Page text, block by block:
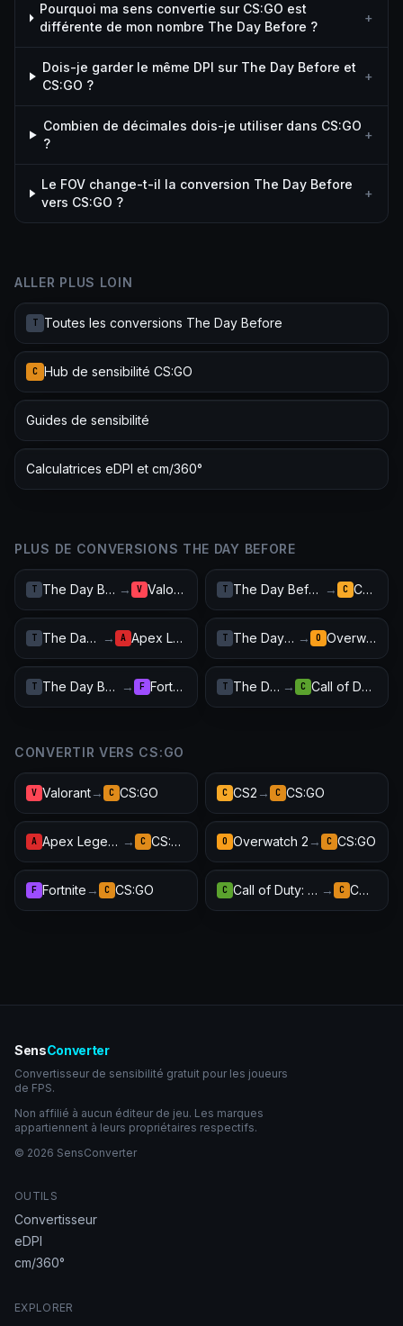
Pourquoi ma sens convertie sur CS:GO est
différente de mon nombre The Day Before ?
+
Dois-je garder le même DPI sur The Day Before et
CS:GO ?
+
Combien de décimales dois-je utiliser dans CS:GO
?
+
Le FOV change-t-il la conversion The Day Before
vers CS:GO ?
+
ALLER PLUS LOIN
T Toutes les conversions The Day Before
C Hub de sensibilité CS:GO
Guides de sensibilité
Calculatrices eDPI et cm/360°
PLUS DE CONVERSIONS THE DAY BEFORE
T The Day Before → V Valorant T The Day Before → C CS2
T The Day Before → A Apex Legends T The Day Before → O Overwatch 2
T The Day Before → F Fortnite T The Day Before → C Call of Duty: Warzone
CONVERTIR VERS CS:GO
V Valorant→ C CS:GO C CS2 → C CS:GO
A Apex Legends → C CS:GO O Overwatch 2 → C CS:GO
F Fortnite → C CS:GO C Call of Duty: Warzone → C CS:GO
SensConverter
Convertisseur de sensibilité gratuit pour les joueurs
de FPS.
Non affilié à aucun éditeur de jeu. Les marques
appartiennent à leurs propriétaires respectifs.
© 2026 SensConverter
OUTILS
Convertisseur
eDPI
cm/360°
EXPLORER